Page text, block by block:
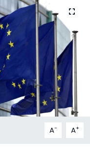
A- A+